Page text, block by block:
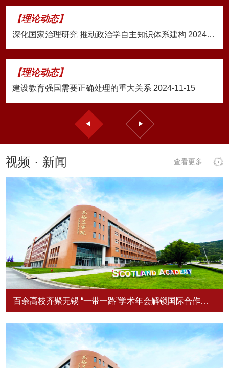
【理论动态】
深化国家治理研究 推动政治学自主知识体系建构 2024-11-15
【理论动态】
建设教育强国需要正确处理的重大关系 2024-11-15
视频 · 新闻 查看更多
百余高校齐聚无锡 “一带一路”学术年会解锁国际合作新
动力